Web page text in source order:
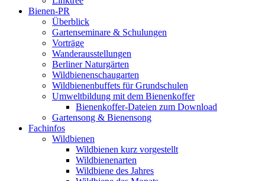
Bienen-PR
Überblick
Gartenseminare & Schulungen
Vorträge
Wanderausstellungen
Berliner Naturgärten
Wildbienenschaugarten
Wildbienenbuffets für Grundschulen
Umweltbildung mit dem Bienenkoffer
Bienenkoffer-Dateien zum Download
Gartensong & Bienensong
Fachinfos
Wildbienen
Wildbienen kurz vorgestellt
Wildbienenarten
Wildbiene des Jahres